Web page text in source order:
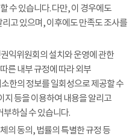
수 있습니다. 다만, 이 경우에도
고 있으며, 이후에도 만족도 조사를
익위원회의 설치와 운영에 관한
른 내부 규정에 따라 외부
한의 정보를 일회성으로 제공할 수
지 등을 이용하여 내용을 알리고
부하실 수 있습니다.
의 동의, 법률의 특별한 규정 등